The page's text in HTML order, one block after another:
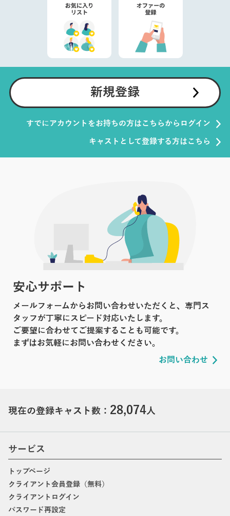
新規登録
すでにアカウントをお持ちの方はこちらからログイン
キャストとして登録する方はこちら
安心サポート
メールフォームからお問い合わせいただくと、専門ス
タッフが丁寧にスピード対応いたします。
ご要望に合わせてご提案することも可能です。
まずはお気軽にお問い合わせください。
お問い合わせ
現在の登録キャスト数： 28,074人
サービス
トップページ
クライアント会員登録（無料）
クライアントログイン
パスワード再設定